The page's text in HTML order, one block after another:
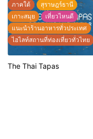
ภาคใต้
สุราษฎร์ธานี
เกาะสมุย
เที่ยวไหนดี
แนะนำร้านอาหารทั่วประเทศ
ไฮไลท์สถานที่ท่องเที่ยวทั่วไทย
The Thai Tapas